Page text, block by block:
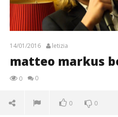
14/01/2016 letizia
matteo markus
0 0
0 0